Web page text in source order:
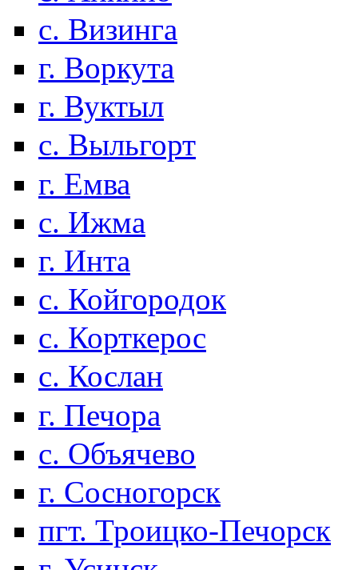
с. Визинга
г. Воркута
г. Вуктыл
с. Выльгорт
г. Емва
с. Ижма
г. Инта
с. Койгородок
с. Корткерос
с. Кослан
г. Печора
с. Объячево
г. Сосногорск
пгт. Троицко-Печорск